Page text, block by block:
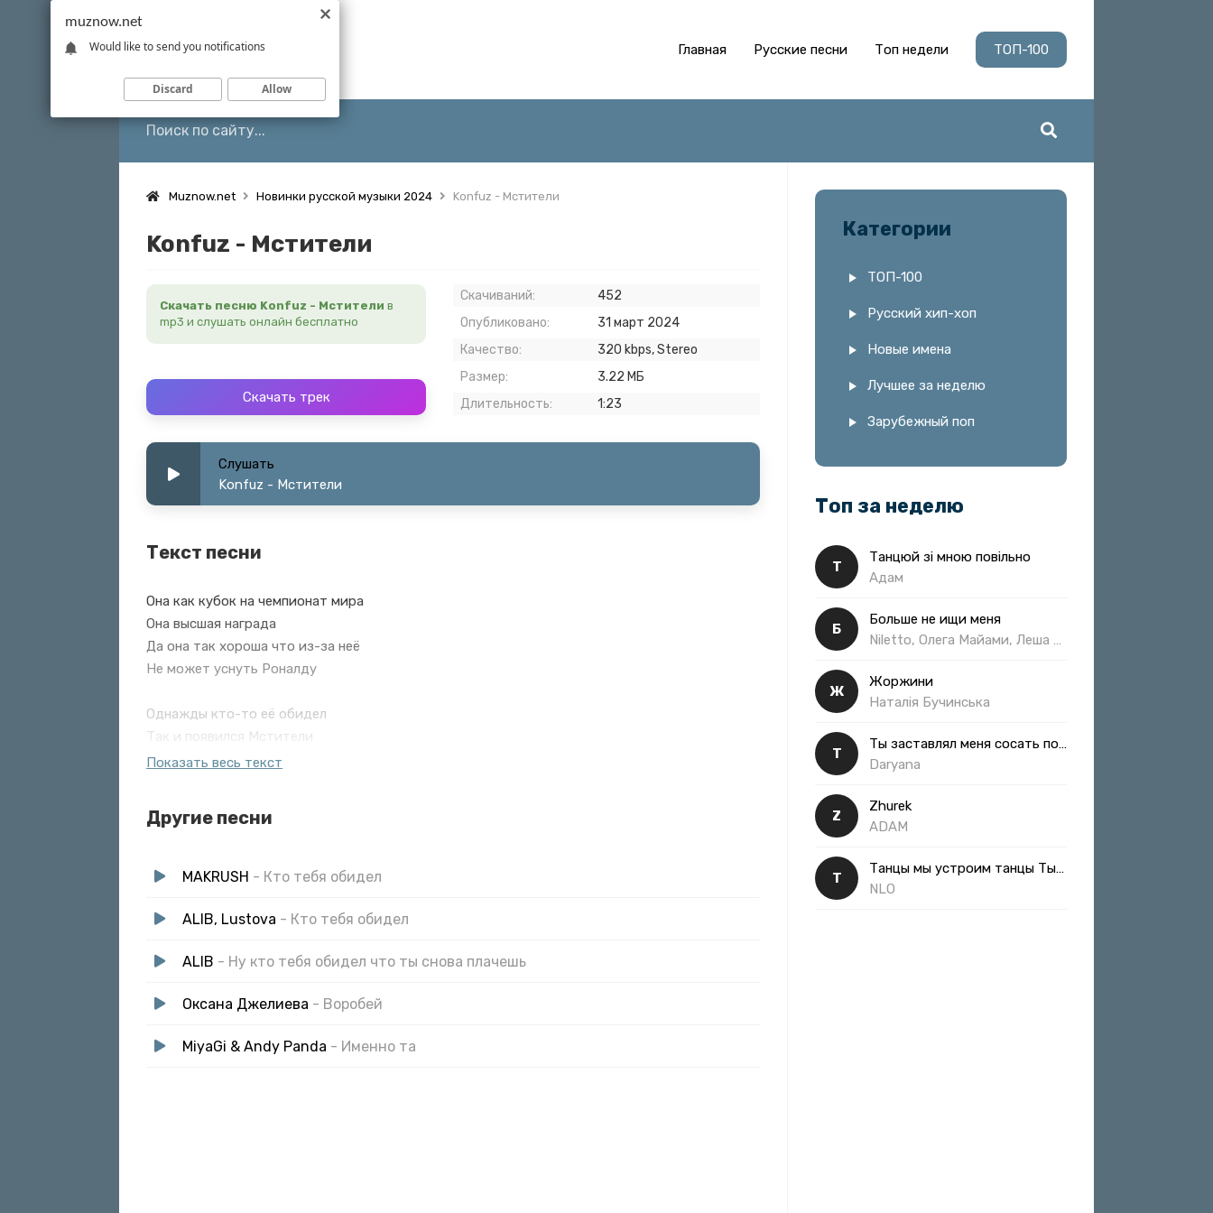
Главная Русские песни Топ недели ТОП-100
Muznow.net Новинки русской музыки 2024 Konfuz - Мстители
Konfuz - Мстители
Скачать песню Konfuz - Мстители в
mp3 и слушать онлайн бесплатно
Скачать трек
Скачиваний:
452
Опубликовано:
31 март 2024
Качество:
320 kbps, Stereo
Размер:
3.22 МБ
Длительность:
1:23
Слушать
Konfuz - Мстители
Текст песни
Она как кубок на чемпионат мира
Она высшая награда
Да она так хороша что из-за неё
Не может уснуть Роналду
Однажды кто-то её обидел
Так и появился Мстители
Именно её хотели украсть
Показать весь текст
Другие песни
MAKRUSH - Кто тебя обидел
ALIB, Lustova - Кто тебя обидел
ALIB - Ну кто тебя обидел что ты снова плачешь
Оксана Джелиева - Воробей
MiyaGi & Andy Panda - Именно та
Категории
ТОП-100
Русский хип-хоп
Новые имена
Лучшее за неделю
Зарубежный поп
Топ за неделю
Т
Танцюй зі мною повільно
Адам
Б
Больше не ищи меня
Ж
Жоржини
Наталія Бучинська
Т
Ты заставлял меня сосать полная
Daryana
Z
Zhurek
ADAM
Т
Танцы мы устроим танцы Ты такая классная
NLO
muznow.net
Would like to send you notifications
Discard Allow